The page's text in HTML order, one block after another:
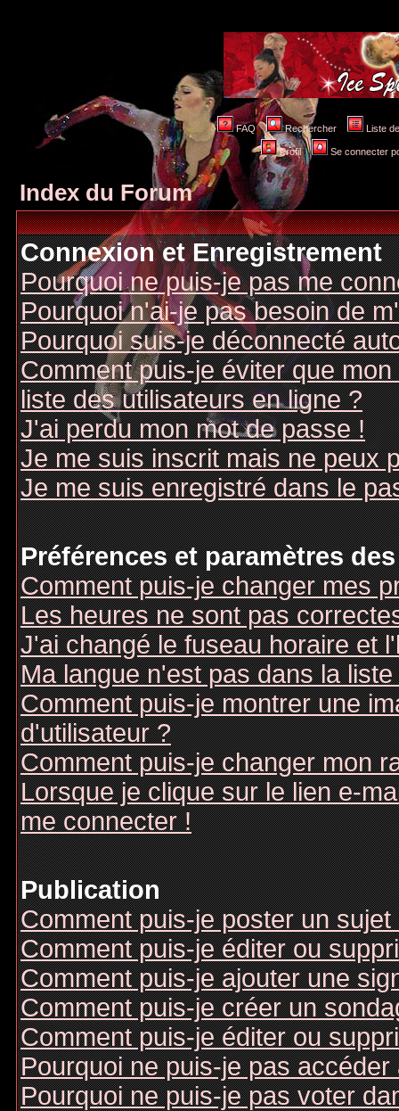
FAQ Rechercher Liste
Profil Se connecter
Index du Forum
Connexion et Enregistrement
Pourquoi ne puis-je pas me
Pourquoi n'ai-je pas besoin de
Pourquoi suis-je déconnecté
Comment puis-je éviter que
liste des utilisateurs en ligne ?
J'ai perdu mon mot de passe !
Je me suis inscrit mais ne peux
Je me suis enregistré dans le
Préférences et paramètres
Comment puis-je changer mes
Les heures ne sont pas
J'ai changé le fuseau horaire et
Ma langue n'est pas dans la liste
Comment puis-je montrer une
d'utilisateur ?
Comment puis-je changer mon
Lorsque je clique sur le lien e-
me connecter !
Publication
Comment puis-je poster un
Comment puis-je éditer ou
Comment puis-je ajouter une
Comment puis-je créer un
Comment puis-je éditer ou
Pourquoi ne puis-je pas accéder
Pourquoi ne puis-je pas voter